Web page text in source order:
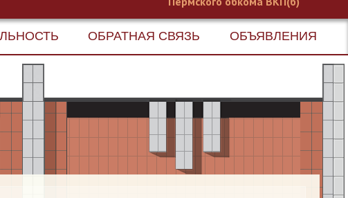
ОБРАТНАЯ СВЯЗЬ ОБЪЯВЛЕНИЯ